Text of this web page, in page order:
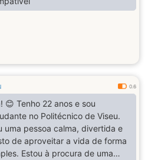
0.6
😊 Tenho 22 anos e sou
no Politécnico de Viseu.
uma pessoa calma, divertida e
de aproveitar a vida de forma
Estou à procura de uma